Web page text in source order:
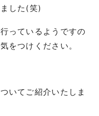
した(笑)
っているようですの
をつけください。
いてご紹介いたしま